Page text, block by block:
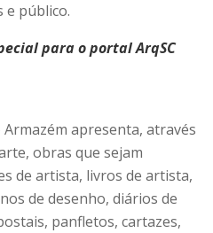
público.
para o portal ArqSC
apresenta, através
obras que sejam
de artista, livros de artista,
de desenho, diários de
panfletos, cartazes,